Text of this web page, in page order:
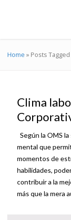
Home » Posts
Clima
Según la OMS
mental que
momentos de
habilidades,
contribuir a la
más que la mera